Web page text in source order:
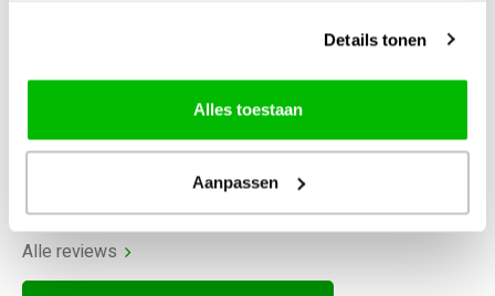
Details tonen
Alles toestaan
Aanpassen
0Reviews
Alle reviews